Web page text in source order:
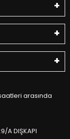
arasında
A DIŞKAPI